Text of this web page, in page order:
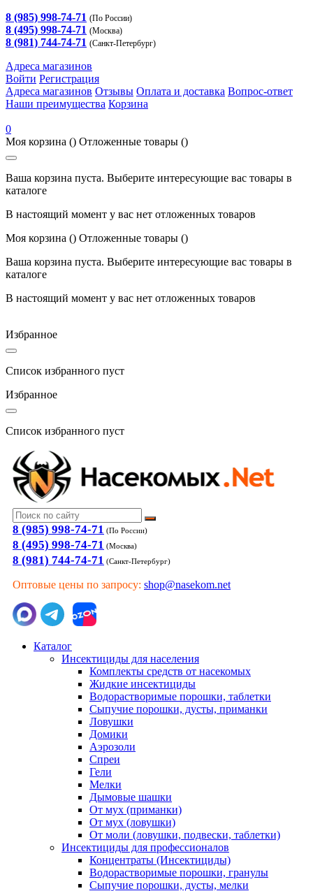
8 (985) 998-74-71 (По России)
8 (495) 998-74-71 (Москва)
8 (981) 744-74-71 (Санкт-Петербург)
Адреса магазинов
Войти Регистрация
Адреса магазинов Отзывы Оплата и доставка Вопрос-ответ
Наши преимущества Корзина
0
Моя корзина () Отложенные товары ()
Ваша корзина пуста. Выберите интересующие вас товары в
каталоге
В настоящий момент у вас нет отложенных товаров
Моя корзина () Отложенные товары ()
Ваша корзина пуста. Выберите интересующие вас товары в
каталоге
В настоящий момент у вас нет отложенных товаров
Избранное
Список избранного пуст
Избранное
Список избранного пуст
8 (985) 998-74-71 (По России)
8 (495) 998-74-71 (Москва)
8 (981) 744-74-71 (Санкт-Петербург)
Оптовые цены по запросу: shop@nasekom.net
Каталог
Инсектициды для населения
Комплекты средств от насекомых
Жидкие инсектициды
Водорастворимые порошки, таблетки
Сыпучие порошки, дусты, приманки
Ловушки
Домики
Аэрозоли
Спреи
Гели
Мелки
Дымовые шашки
От мух (приманки)
От мух (ловушки)
От моли (ловушки, подвески, таблетки)
Инсектициды для профессионалов
Концентраты (Инсектициды)
Водорастворимые порошки, гранулы
Сыпучие порошки, дусты, мелки